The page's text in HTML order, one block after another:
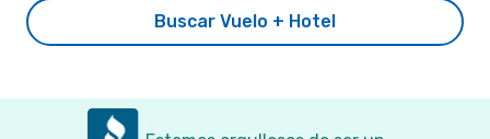
Buscar Vuelo + Hotel